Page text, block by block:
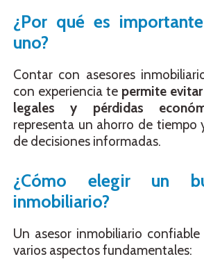
¿Por qué es
uno?
Contar con asesores
con experiencia te permite
legales y pérdidas
representa un ahorro de
de decisiones informadas.
¿Cómo elegir un
inmobiliario?
Un asesor inmobiliario
varios aspectos fundamentales: